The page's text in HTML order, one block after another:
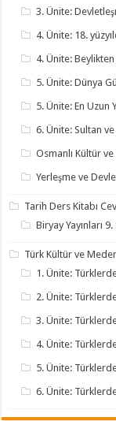
3. Ünite:
4. Ünite: 18.
4. Ünite:
5. Ünite: Dünya
5. Ünite: En Uzun
6. Ünite: Sultan ve
Osmanlı Kültür ve
Yerleşme ve
Tarih Ders Kitabı
Biryay Yayınları
Türk Kültür ve
1. Ünite:
2. Ünite:
3. Ünite:
4. Ünite:
5. Ünite:
6. Ünite: